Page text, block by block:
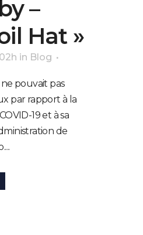
–
Hat »
in Blog
pouvait pas
par rapport à la
19 et à sa
de